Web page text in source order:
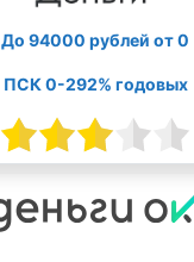
До 94000 рублей от 0
ПСК 0-292% годовых